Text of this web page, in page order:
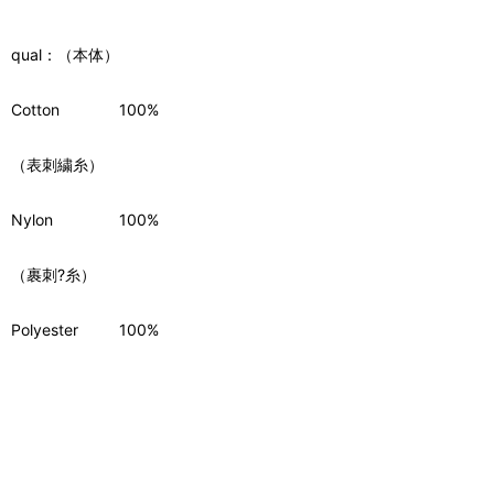
qual：（本体）
Cotton 100%
（表刺繍糸）
Nylon 100%
（裹刺?糸）
Polyester 100%